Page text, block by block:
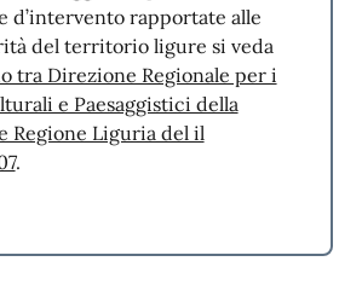
d’intervento rapportate alle
del territorio ligure si veda
tra Direzione Regionale per i
e Paesaggistici della
Regione Liguria del il
.